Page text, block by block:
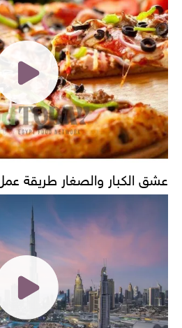
عشق الكبار والصغار طريقة عمل